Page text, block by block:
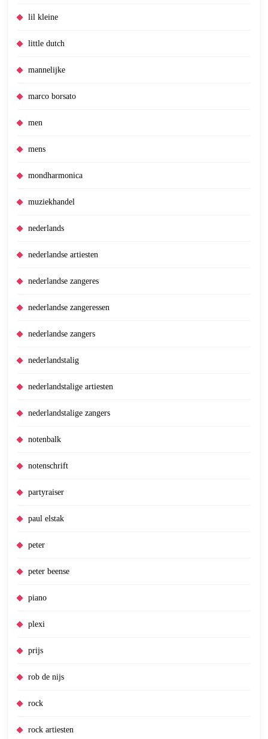
lil kleine
little dutch
mannelijke
marco borsato
men
mens
mondharmonica
muziekhandel
nederlands
nederlandse artiesten
nederlandse zangeres
nederlandse zangeressen
nederlandse zangers
nederlandstalig
nederlandstalige artiesten
nederlandstalige zangers
notenbalk
notenschrift
partyraiser
paul elstak
peter
peter beense
piano
plexi
prijs
rob de nijs
rock
rock artiesten